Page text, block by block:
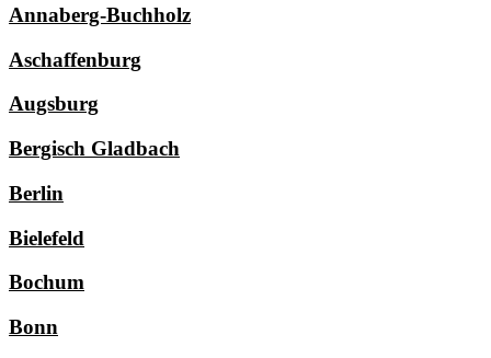
Annaberg-Buchholz
Aschaffenburg
Augsburg
Bergisch Gladbach
Berlin
Bielefeld
Bochum
Bonn